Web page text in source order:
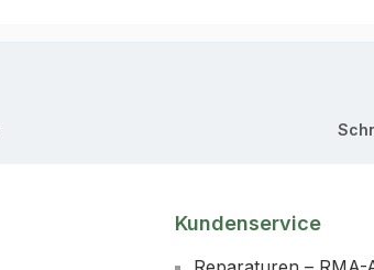
Kundenservice